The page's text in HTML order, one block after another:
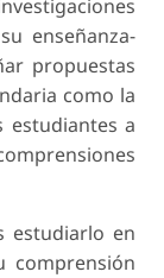
enseñanza-
propuestas
como la
estudiantes a
estudiarlo en
comprensión